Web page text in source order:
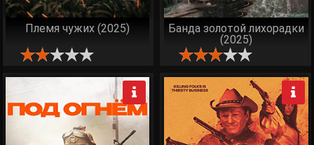
Племя чужих (2025)
Банда золотой лихорадки
(2025)